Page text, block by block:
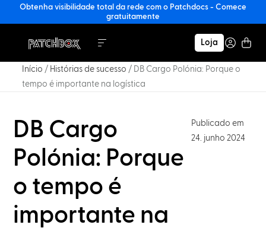
Obtenha visibilidade total da rede com o Patchdocs - Comece
gratuitamente
Loja
Início / Histórias de sucesso / DB Cargo Polónia: Porque o
tempo é importante na logística
DB Cargo
Polónia: Porque
o tempo é
importante na
Publicado em
24. junho 2024